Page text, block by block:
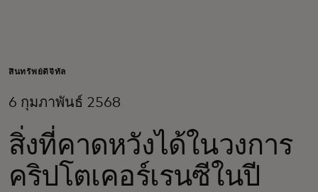
สำหรับธุรกิจ
สำหรับผู้สร้างนวัตกรรม
สินทรัพย์ดิจิทัล
6 กุมภาพันธ์ 2568
สิ่งที่คาดหวังได้ในวงการ
คริปโตเคอร์เรนซีในปี